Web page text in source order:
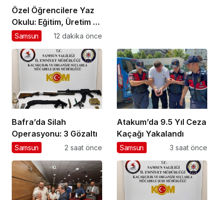
Özel Öğrencilere Yaz
Okulu: Eğitim, Üretim ve
Eğlence Dolu Bir Tatil
Samsun 12 dakika önce
Bafra’da Silah
Operasyonu: 3 Gözaltı
Samsun 2 saat önce
Atakum’da 9.5 Yıl Ceza
Kaçağı Yakalandı
Samsun 3 saat önce